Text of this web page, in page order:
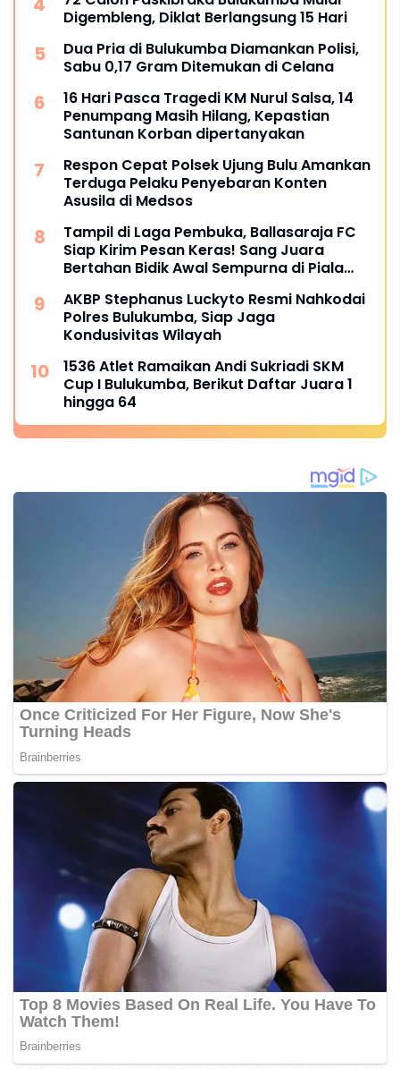
Digembleng, Diklat Berlangsung 15 Hari
Dua Pria di Bulukumba Diamankan Polisi,
Sabu 0,17 Gram Ditemukan di Celana
16 Hari Pasca Tragedi KM Nurul Salsa, 14
Penumpang Masih Hilang, Kepastian
Santunan Korban dipertanyakan
Respon Cepat Polsek Ujung Bulu Amankan
Terduga Pelaku Penyebaran Konten
Asusila di Medsos
Tampil di Laga Pembuka, Ballasaraja FC
Siap Kirim Pesan Keras! Sang Juara
Bertahan Bidik Awal Sempurna di Piala
AKBP Stephanus Luckyto Resmi Nahkodai
Polres Bulukumba, Siap Jaga
Kondusivitas Wilayah
1536 Atlet Ramaikan Andi Sukriadi SKM
Cup I Bulukumba, Berikut Daftar Juara 1
hingga 64